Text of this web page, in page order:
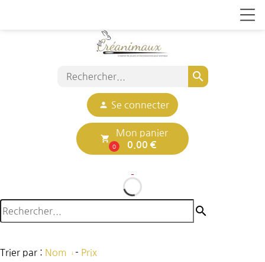
search
person Se connecter
local_grocery_store
0
Mon panier
0.00 €
search
Trier par : Nom - Prix